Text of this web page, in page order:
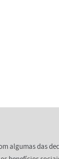
algumas das